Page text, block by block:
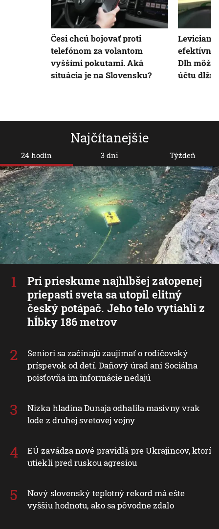
Najčítanejšie
24 hodín
Pri prieskume najhlbšej zatopenej
priepasti sveta sa utopil elitný
český potápač. Jeho telo vytiahli z
hĺbky 186 metrov
Seniori sa začínajú zaujímať o rodičovský
príspevok od detí. Daňový úrad ani Sociálna
poisťovňa im informácie nedajú
Nízka hladina Dunaja odhalila masívny vrak
lode z druhej svetovej vojny
EÚ zavádza nové pravidlá pre Ukrajincov, ktorí
utiekli pred ruskou agresiou
Nový slovenský teplotný rekord má ešte
vyššiu hodnotu, ako sa pôvodne zdalo
3 dni Týždeň
Česi chcú bojovať proti
telefónom za volantom
vyššími pokutami. Aká
situácia je na Slovensku?
Leviciam
Dlh
účtu